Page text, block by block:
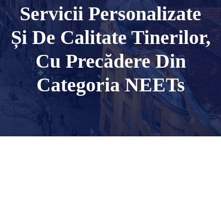
Servicii Personalizate
Și De Calitate Tinerilor,
Cu Precădere Din
Categoria NEETs